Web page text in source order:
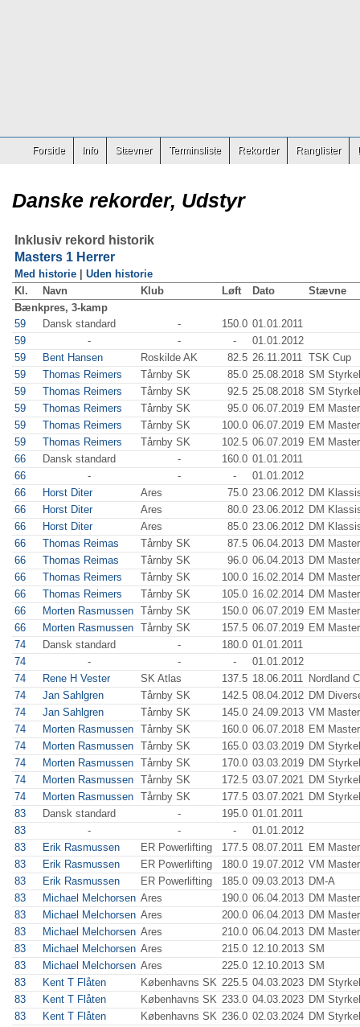
Forside Info Stævner Terminsliste Rekorder Ranglister
Danske rekorder, Udstyr
Inklusiv rekord historik
Masters 1 Herrer
Med historie
Uden historie
Kl.
Navn Klub Løft Dato
Stævne
Bænkpres, 3-kamp
59
Dansk standard - 150.0 01.01.2011
59
- - -
01.01.2012
59
Bent Hansen Roskilde AK 82.5 26.11.2011 TSK Cup
59
Thomas Reimers Tårnby SK 85.0 25.08.2018 SM
59
Thomas Reimers Tårnby SK 92.5 25.08.2018 SM
59
Thomas Reimers Tårnby SK 95.0 06.07.2019 EM
59
Thomas Reimers Tårnby SK 100.0 06.07.2019 EM
59
Thomas Reimers Tårnby SK 102.5 06.07.2019 EM
66
Dansk standard - 160.0 01.01.2011
66
- - -
01.01.2012
66
Horst Diter Ares 75.0 23.06.2012 DM
66
Horst Diter Ares 80.0 23.06.2012 DM
66
Horst Diter Ares 85.0 23.06.2012 DM
66
Thomas Reimas Tårnby SK 87.5 06.04.2013 DM
66
Thomas Reimas Tårnby SK 96.0 06.04.2013 DM
66
Thomas Reimers Tårnby SK 100.0 16.02.2014 DM
66
Thomas Reimers Tårnby SK 105.0 16.02.2014 DM
66
Morten Rasmussen Tårnby SK 150.0 06.07.2019 EM
66
Morten Rasmussen Tårnby SK 157.5 06.07.2019 EM
74
Dansk standard - 180.0 01.01.2011
74
- - -
01.01.2012
74
Rene H Vester SK Atlas 137.5 18.06.2011 Nordland
74
Jan Sahlgren Tårnby SK 142.5 08.04.2012 DM
74
Jan Sahlgren Tårnby SK 145.0 24.09.2013 VM
74
Morten Rasmussen Tårnby SK 160.0 06.07.2018 EM
74
Morten Rasmussen Tårnby SK 165.0 03.03.2019 DM
74
Morten Rasmussen Tårnby SK 170.0 03.03.2019 DM
74
Morten Rasmussen Tårnby SK 172.5 03.07.2021 DM
74
Morten Rasmussen Tårnby SK 177.5 03.07.2021 DM
83
Dansk standard - 195.0 01.01.2011
83
- - -
01.01.2012
83
Erik Rasmussen ER Powerlifting 177.5 08.07.2011 EM
83
Erik Rasmussen ER Powerlifting 180.0 19.07.2012 VM
83
Erik Rasmussen ER Powerlifting 185.0 09.03.2013 DM-A
83
Michael Melchorsen Ares 190.0 06.04.2013 DM
83
Michael Melchorsen Ares 200.0 06.04.2013 DM
83
Michael Melchorsen Ares 210.0 06.04.2013 DM
83
Michael Melchorsen Ares 215.0 12.10.2013 SM
83
Michael Melchorsen Ares 225.0 12.10.2013 SM
83
Kent T Flåten Københavns SK 225.5 04.03.2023 DM
83
Kent T Flåten Københavns SK 233.0 04.03.2023 DM
83
Kent T Flåten Københavns SK 236.0 02.03.2024 DM